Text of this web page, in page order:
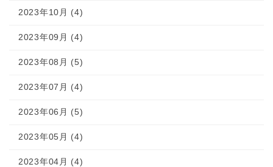
2023年10月 (4)
2023年09月 (4)
2023年08月 (5)
2023年07月 (4)
2023年06月 (5)
2023年05月 (4)
2023年04月 (4)